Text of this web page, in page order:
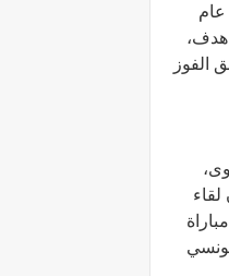
عام
هدف،
الفوز
عليه المهاجم التونسي